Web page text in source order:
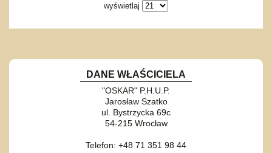
wyświetlaj
DANE WŁAŚCICIELA
"OSKAR" P.H.U.P.
Jarosław Szatko
ul. Bystrzycka 69c
54-215 Wrocław
Telefon: +48 71 351 98 44